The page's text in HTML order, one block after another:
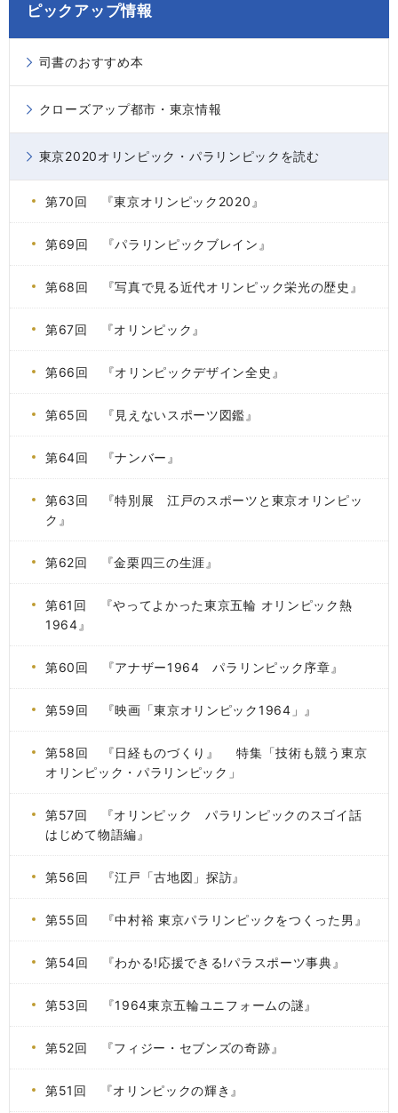
ピックアップ情報
司書のおすすめ本
クローズアップ都市・東京情報
東京2020オリンピック・パラリンピックを読む
第70回 『東京オリンピック2020』
第69回 『パラリンピックブレイン』
第68回 『写真で見る近代オリンピック栄光の歴史』
第67回 『オリンピック』
第66回 『オリンピックデザイン全史』
第65回 『見えないスポーツ図鑑』
第64回 『ナンバー』
第63回 『特別展 江戸のスポーツと東京オリンピッ
ク』
第62回 『金栗四三の生涯』
第61回 『やってよかった東京五輪 オリンピック熱
1964』
第60回 『アナザー1964 パラリンピック序章』
第59回 『映画「東京オリンピック1964」』
第58回 『日経ものづくり』 特集「技術も競う東京
オリンピック・パラリンピック」
第57回 『オリンピック パラリンピックのスゴイ話
はじめて物語編』
第56回 『江戸「古地図」探訪』
第55回 『中村裕 東京パラリンピックをつくった男』
第54回 『わかる!応援できる!パラスポーツ事典』
第53回 『1964東京五輪ユニフォームの謎』
第52回 『フィジー・セブンズの奇跡』
第51回 『オリンピックの輝き』